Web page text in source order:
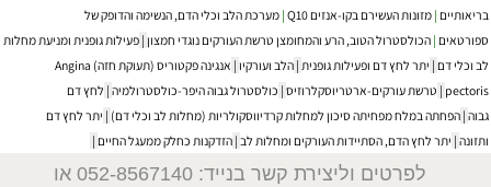
בריאותיים | מזונות העשירם בקו-אנזים Q10 | מערכת הלב וכלי הדם, הנשימה והדופק של
ספורטאים | הכולסטרול הטוב, הרע והמחומצן טרשת העורקים נוגדי חמצון | פעילות גופנית ומניעת מחלות
לב וכלי דם | יתר לחץ דם ופעילות גופנית | הלב ועורקיו |
אנגינה פקטוריס (תעוקת חזה) Angina
pectoris
| טרשת עורקים-ארטריוסקלרוזיס | כולסטרול גבוה היפר-כולסטרולמיה | לחץ דם
גבוה | הפחתה במלח מפחיתה סיכון למחלות קרדיווסקולריות (מחלות לב וכלי דם) | יתר לחץ דם
ותזונה | יתר לחץ הדם, הסתיידות העורקים ומחלות לב | הזדקנות כחלק ממעגל החיים |
לפרטים וליצירת קשר בנייד: 052-8567140
או